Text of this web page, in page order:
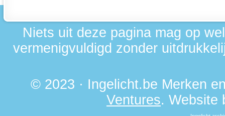
Niets uit deze pagina mag op
vermenigvuldigd zonder
© 2023 · Ingelicht.be Merken
Ventures. Website